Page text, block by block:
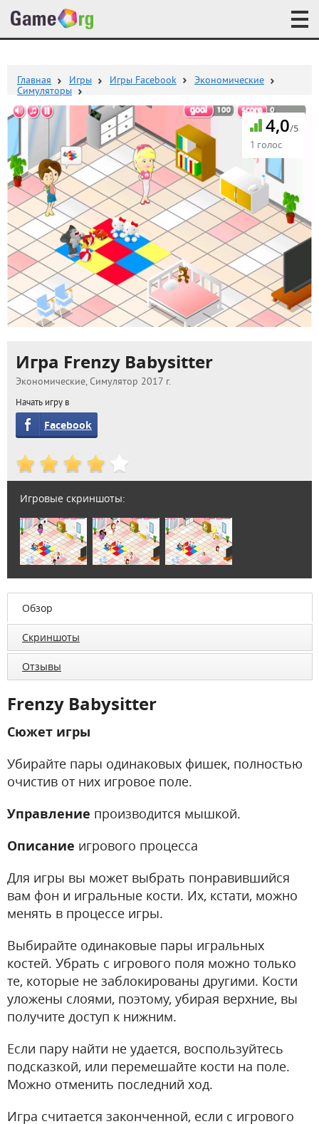
Главная Игры Игры Facebook
Экономические
Симуляторы
4,0/5
1 голос
Игра Frenzy Babysitter
Экономические, Симулятор 2017 г.
Начать игру в
Facebook
Игровые скриншоты:
Обзор
Скриншоты
Отзывы
Frenzy Babysitter
Сюжет игры
Убирайте пары одинаковых фишек, полностью
очистив от них игровое поле.
Управление производится мышкой.
Описание игрового процесса
Для игры вы может выбрать понравившийся
вам фон и игральные кости. Их, кстати, можно
менять в процессе игры.
Выбирайте одинаковые пары игральных
костей. Убрать с игрового поля можно только
те, которые не заблокированы другими. Кости
уложены слоями, поэтому, убирая верхние, вы
получите доступ к нижним.
Если пару найти не удается, воспользуйтесь
подсказкой, или перемешайте кости на поле.
Можно отменить последний ход.
Игра считается законченной, если с игрового